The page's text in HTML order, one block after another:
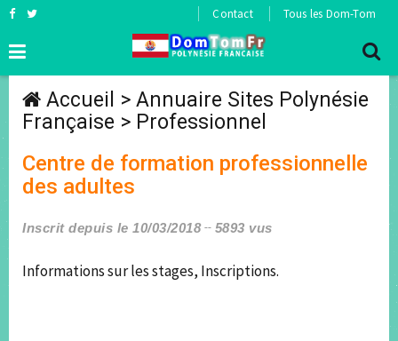
Contact Tous les Dom-Tom
Accueil > Annuaire Sites Polynésie
Française > Professionnel
Centre de formation professionnelle
des adultes
Inscrit depuis le 10/03/2018 5893 vus
Informations sur les stages, Inscriptions.